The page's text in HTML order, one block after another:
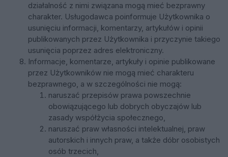
działalność z nimi związana mogą mieć bezprawny
charakter. Usługodawca poinformuje Użytkownika o
usunięciu informacji, komentarzy, artykułów i opinii
publikowanych przez Użytkownika i przyczynie takiego
usunięcia poprzez adres elektroniczny.
Informacje, komentarze, artykuły i opinie publikowane
przez Użytkowników nie mogą mieć charakteru
bezprawnego, a w szczególności nie mogą:
naruszać przepisów prawa powszechnie
obowiązującego lub dobrych obyczajów lub
zasady współżycia społecznego,
naruszać praw własności intelektualnej, praw
autorskich i innych praw, a także dóbr osobistych
osób trzecich,